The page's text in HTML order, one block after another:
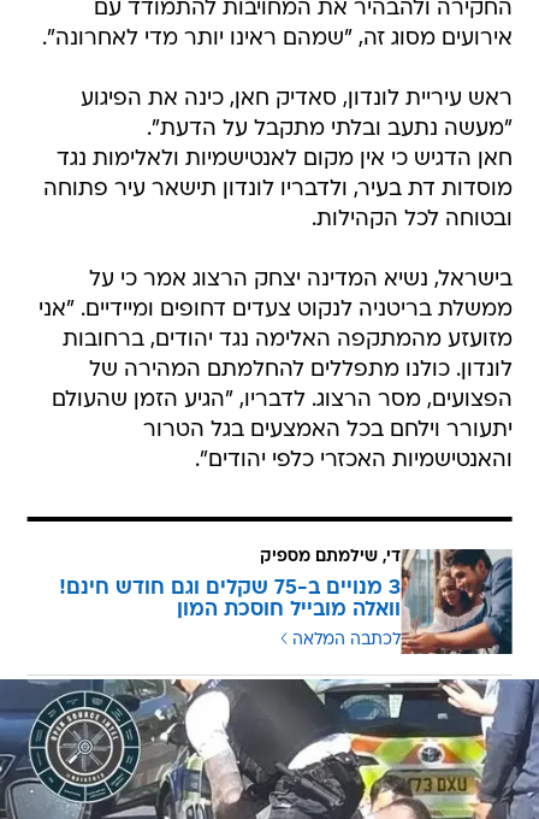
החקירה ולהבהיר את המחויבות להתמודד עם
אירועים מסוג זה, "שמהם ראינו יותר מדי לאחרונה".
ראש עיריית לונדון, סאדיק חאן, כינה את הפיגוע
"מעשה נתעב ובלתי מתקבל על הדעת".
חאן הדגיש כי אין מקום לאנטישמיות ולאלימות נגד
מוסדות דת בעיר, ולדבריו לונדון תישאר עיר פתוחה
ובטוחה לכל הקהילות.
בישראל, נשיא המדינה יצחק הרצוג אמר כי על
ממשלת בריטניה לנקוט צעדים דחופים ומיידיים. "אני
מזועזע מהמתקפה האלימה נגד יהודים, ברחובות
לונדון. כולנו מתפללים להחלמתם המהירה של
הפצועים, מסר הרצוג. לדבריו, "הגיע הזמן שהעולם
יתעורר וילחם בכל האמצעים בגל הטרור
והאנטישמיות האכזרי כלפי יהודים".
די, שילמתם מספיק
3 מנויים ב-75 שקלים וגם חודש חינם!
וואלה מובייל חוסכת המון
לכתבה המלאה